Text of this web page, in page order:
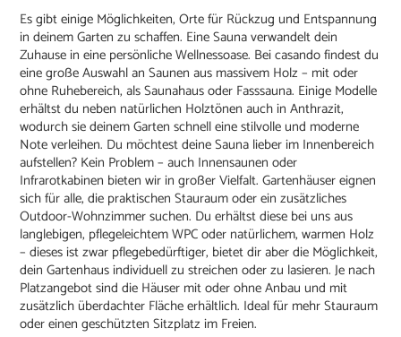
Es gibt einige Möglichkeiten, Orte für Rückzug und Entspannung
in deinem Garten zu schaffen. Eine Sauna verwandelt dein
Zuhause in eine persönliche Wellnessoase. Bei casando findest du
eine große Auswahl an Saunen aus massivem Holz – mit oder
ohne Ruhebereich, als Saunahaus oder Fasssauna. Einige Modelle
erhältst du neben natürlichen Holztönen auch in Anthrazit,
wodurch sie deinem Garten schnell eine stilvolle und moderne
Note verleihen. Du möchtest deine Sauna lieber im Innenbereich
aufstellen? Kein Problem – auch Innensaunen oder
Infrarotkabinen bieten wir in großer Vielfalt. Gartenhäuser eignen
sich für alle, die praktischen Stauraum oder ein zusätzliches
Outdoor-Wohnzimmer suchen. Du erhältst diese bei uns aus
langlebigen, pflegeleichtem WPC oder natürlichem, warmen Holz
– dieses ist zwar pflegebedürftiger, bietet dir aber die Möglichkeit,
dein Gartenhaus individuell zu streichen oder zu lasieren. Je nach
Platzangebot sind die Häuser mit oder ohne Anbau und mit
zusätzlich überdachter Fläche erhältlich. Ideal für mehr Stauraum
oder einen geschützten Sitzplatz im Freien.